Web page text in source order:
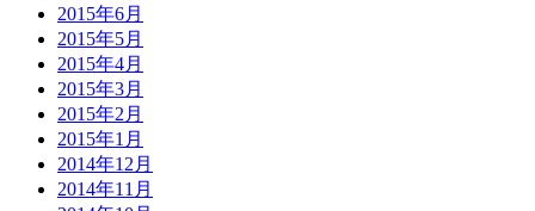
2015年6月
2015年5月
2015年4月
2015年3月
2015年2月
2015年1月
2014年12月
2014年11月